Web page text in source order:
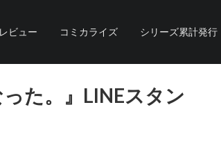
レビュー コミカライズ シリーズ累計発行
た。』LINEスタン